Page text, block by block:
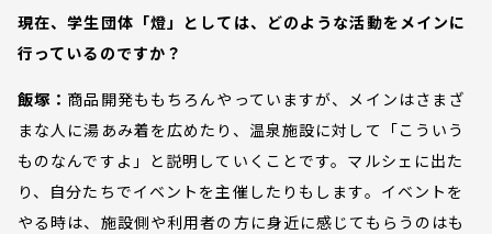
現在、学生団体「燈」としては、どのような活動をメインに
行っているのですか？
飯塚： 商品開発ももちろんやっていますが、メインはさまざ
まな人に湯あみ着を広めたり、温泉施設に対して「こういう
ものなんですよ」と説明していくことです。マルシェに出た
り、自分たちでイベントを主催したりもします。イベントを
やる時は、施設側や利用者の方に身近に感じてもらうのはも